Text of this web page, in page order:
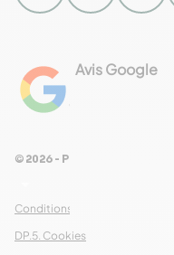
Avis Google
Conditions Générales de Ventes
DP.5. Cookies
© 2026 - Pour Les Gourmets